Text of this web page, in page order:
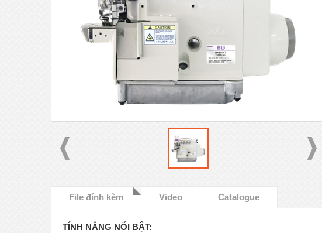
File đính kèm Video Catalogue
TÍNH NĂNG NỔI BẬT: